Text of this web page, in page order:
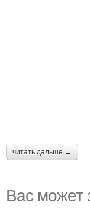
читать дальше →
Вас может